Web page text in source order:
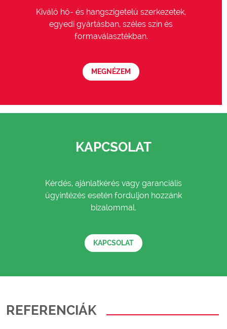
Kiváló hő- és hangszigetelú szerkezetek,
egyedi gyártásban, széles szín és
formaválasztékban.
MEGNÉZEM
KAPCSOLAT
Kérdés, ajánlatkérés vagy garanciális
ügyintézés esetén forduljon hozzánk
bizalommal.
KAPCSOLAT
REFERENCIÁK